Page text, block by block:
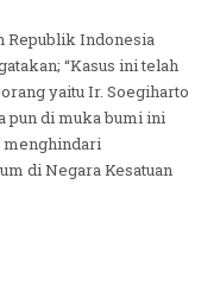
Republik Indonesia
“Kasus ini telah
yaitu Ir. Soegiharto
pun di muka bumi ini
menghindari
di Negara Kesatuan